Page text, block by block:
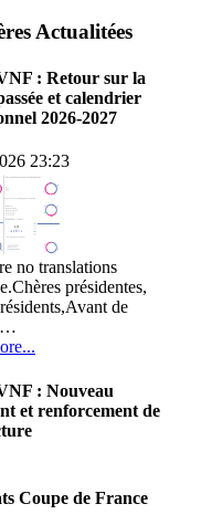
Actualitées
: Retour sur la
et calendrier
2026-2027
23:23
no translations
présidentes,
de
: Nouveau
et renforcement de
no translations
Présidentes,
Coupe de France